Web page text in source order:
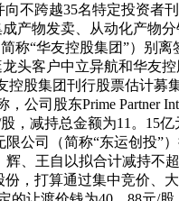
不跨越35名特定投资
物发卖、从动化产物
称“华友控股集团”）别
头客户中立异航和华友
股集团刊行股票估计
司股东Prime Partner
，减持总金额为11。15
公司（简称“东运创投
、王自以拟合计减持不
，打算通过集中竞价、